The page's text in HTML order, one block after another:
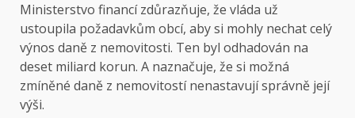
Ministerstvo financí zdůrazňuje, že vláda už
ustoupila požadavkům obcí, aby si mohly nechat celý
výnos daně z nemovitosti. Ten byl odhadován na
deset miliard korun. A naznačuje, že si možná
zmíněné daně z nemovitostí nenastavují správně její
výši.